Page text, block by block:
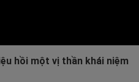
hồi một vị thần khái niệm